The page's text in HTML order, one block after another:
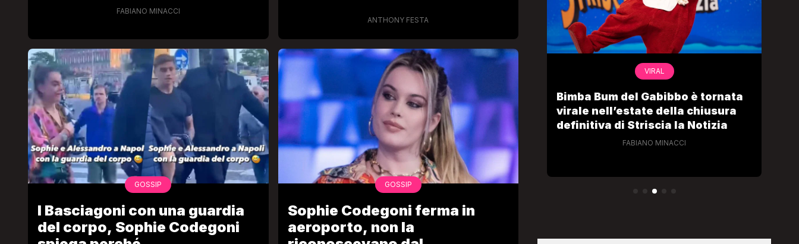
FABIANO MINACCI
ANTHONY FESTA
GOSSIP
I Basciagoni con una guardia
del corpo, Sophie Codegoni
GOSSIP
Sophie Codegoni ferma in
aeroporto, non la
Bambola Star, la festa di
compleanno con tutte le grandi
dive compie 15 anni: il video
completo
FABIANO MINACCI
VIRAL
Camilla Milanesi lascia tutto:
“Addio cike mie, siete state una
grande famiglia per me”
FABIANO MINACCI
VIRAL
Bimba Bum del Gabibbo è tornata
virale nell’estate della chiusura
definitiva di Striscia la Notizia
FABIANO MINACCI